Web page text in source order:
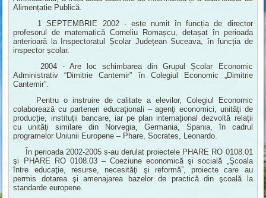
Alimențatie Publică.
1 SEPTEMBRIE 2002 - este numit în funcția de director
profesorul de matematică Corneliu Romașcu, detașat în perioada
anterioară la Inspectoratul Școlar Județean Suceava, în funcția de
inspector școlar.
2004 - Are loc schimbarea din Grupul Școlar Economic
Administrativ “Dimitrie Cantemir” în Colegiul Economic „Dimitrie
Cantemir”.
Pentru o instruire de calitate a elevilor, Colegiul Economic
colaborează cu parteneri educaţionali – agenţi economici, unităţi de
producţie, instituţii bancare, iar pe plan internaţional dezvoltă relaţii
cu unităţi similare din Norvegia, Germania, Spania, în cadrul
programelor Uniunii Europene – Phare, Socrates, Leonardo.
În perioada 2002-2005 s-au derulat proiectele PHARE RO 0108.01
şi PHARE RO 0108.03 – Coeziune economică şi socială „Şcoala
între educaţie, resurse, necesităţi şi reformă”, proiecte care au
permis dotarea şi amenajarea bazelor de practică din şcoală la
standarde europene.